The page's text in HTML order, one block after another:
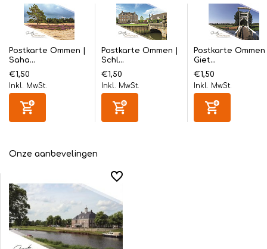
Postkarte Ommen |
Saha...
€1,50
Inkl. MwSt.
Postkarte Ommen |
Schl...
€1,50
Inkl. MwSt.
Postkarte Ommen
Giet...
€1,50
Inkl. MwSt.
Onze aanbevelingen